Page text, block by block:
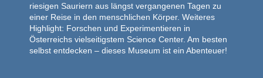
riesigen Sauriern aus längst vergangenen Tagen zu
einer Reise in den menschlichen Körper. Weiteres
Highlight: Forschen und Experimentieren in
Österreichs vielseitigstem Science Center. Am besten
selbst entdecken – dieses Museum ist ein Abenteuer!